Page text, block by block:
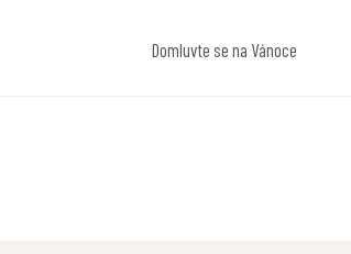
Domluvte se na Vánoce